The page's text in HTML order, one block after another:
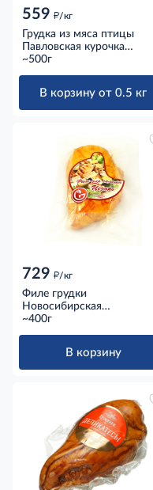
559 д/кг
Грудка из мяса птицы
Павловская курочка
Деликатесы копчено-
~500г
В корзину от 0.5 кг
729 д/кг
Филе грудки
Новосибирская
птицефабрика для салата
~400г
В корзину